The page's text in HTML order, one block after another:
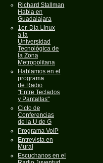
Richard Stallman
Habla en
Guadalajara
1er. Día Linux
a la
Universidad
Tecnológica de
la Zona
Metropolitana
Hablamos en el
programa
de Radio
"Entre Teclados
y Pantallas"
Ciclo de
Conferencias
de la U de G
Programa VoIP
Entrevista en
Mural
Escuchanos en el